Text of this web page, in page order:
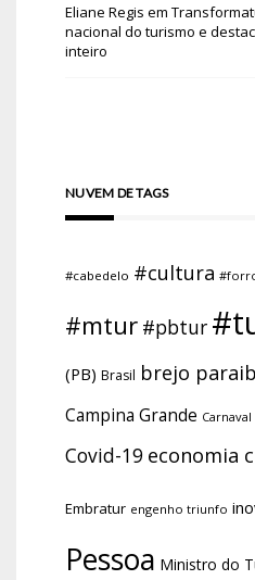
Eliane Regis em
nacional do turismo e
inteiro
NUVEM DE TAGS
#cabedelo #cultura
#mtur #pbtur
(PB) Brasil brejo
Campina Grande Carnaval
Covid-19 economia
Embratur engenho triunfo
Pessoa Ministro do